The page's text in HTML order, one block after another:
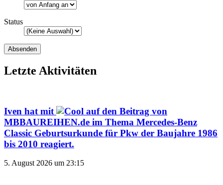
Status
Letzte Aktivitäten
Iven hat mit
auf den Beitrag von
MBBAUREIHEN.de im Thema Mercedes-Benz
Classic Geburtsurkunde für Pkw der Baujahre 1986
bis 2010 reagiert.
5. August 2026 um 23:15